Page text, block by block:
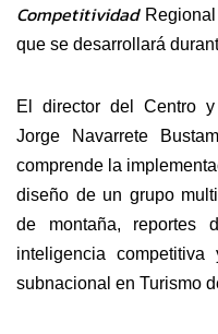
Competitividad
que se desarrollará
El director del Centro
Jorge Navarrete
comprende la
diseño de un grupo
de montaña, reportes
inteligencia
subnacional en Turismo